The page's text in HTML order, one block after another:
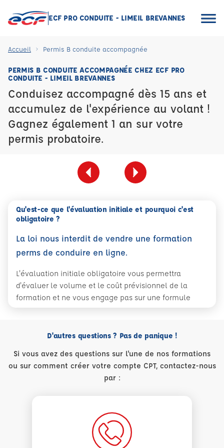
ECF PRO CONDUITE - LIMEIL BREVANNES
Accueil Permis B conduite accompagnée
PERMIS B CONDUITE ACCOMPAGNÉE CHEZ ECF PRO
CONDUITE - LIMEIL BREVANNES
Conduisez accompagné dès 15 ans et
accumulez de l'expérience au volant !
Gagnez également 1 an sur votre
permis probatoire.
Qu'est-ce que l'évaluation initiale et pourquoi c'est
obligatoire ?
La loi nous interdit de vendre une formation
perms de conduire en ligne.
L'évaluation initiale obligatoire vous permettra
d'évaluer le volume et le coût prévisionnel de la
formation et ne vous engage pas sur une formule
D'autres questions ? Pas de panique !
Si vous avez des questions sur l'une de nos formations
ou sur comment créer votre compte CPT, contactez-nous
par :